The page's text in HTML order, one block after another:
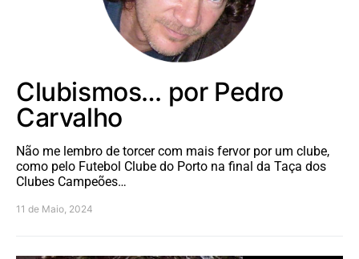
Clubismos… por Pedro
Carvalho
Não me lembro de torcer com mais fervor por um clube,
como pelo Futebol Clube do Porto na final da Taça dos
Clubes Campeões…
11 de Maio, 2024